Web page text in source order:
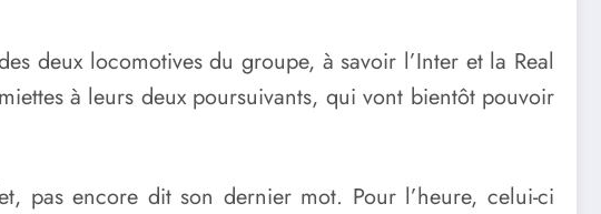
deux locomotives du groupe, à savoir l’Inter et la Real
à leurs deux poursuivants, qui vont bientôt pouvoir
pas encore dit son dernier mot. Pour l’heure, celui-ci